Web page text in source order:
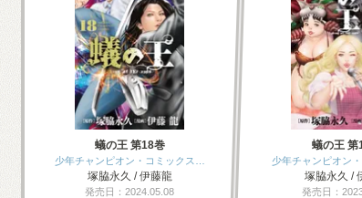
蟻の王 第18巻
少年チャンピオン・コミックス…
塚脇永久 / 伊藤龍
発売日：2024.05.08
蟻の王 第
少年チャンピオン
塚脇永久 /
発売日：